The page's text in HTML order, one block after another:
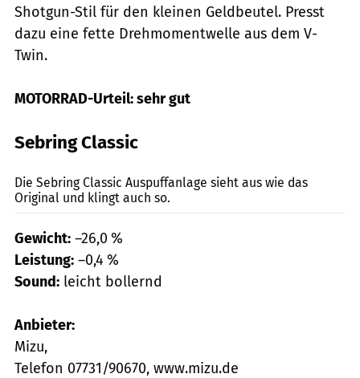
Shotgun-Stil für den kleinen Geldbeutel. Presst
dazu eine fette Drehmomentwelle aus dem V-
Twin.
MOTORRAD-Urteil: sehr gut
Sebring Classic
Die Sebring Classic Auspuffanlage sieht aus wie das
Original und klingt auch so.
Gewicht: –26,0 %
Leistung: –0,4 %
Sound: leicht bollernd
Anbieter:
Mizu,
Telefon 07731/90670, www.mizu.de